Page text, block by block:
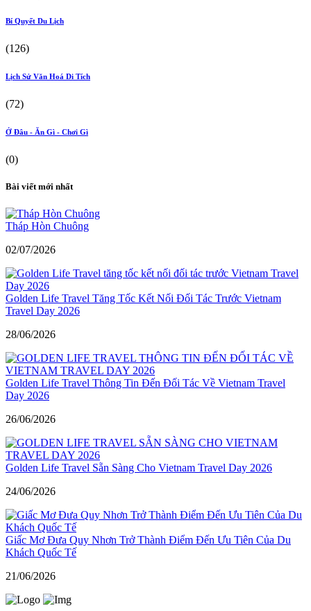
Bí Quyết Du Lịch
(126)
Lịch Sử Văn Hoá Di Tích
(72)
Ở Đâu - Ăn Gì - Chơi Gì
(0)
Bài viết mới nhất
Tháp Hòn Chuông
02/07/2026
Golden Life Travel Tăng Tốc Kết Nối Đối Tác Trước Vietnam
Travel Day 2026
28/06/2026
Golden Life Travel Thông Tin Đến Đối Tác Về Vietnam Travel
Day 2026
26/06/2026
Golden Life Travel Sẵn Sàng Cho Vietnam Travel Day 2026
24/06/2026
Giấc Mơ Đưa Quy Nhơn Trở Thành Điểm Đến Ưu Tiên Của Du
Khách Quốc Tế
21/06/2026